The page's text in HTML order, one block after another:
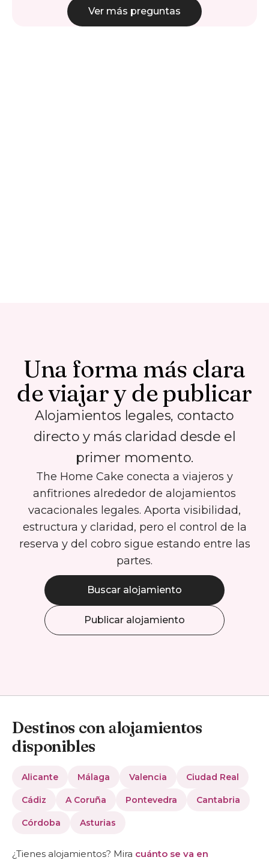
Ver más preguntas
Una forma más clara
de viajar y de publicar
Alojamientos legales, contacto
directo y más claridad desde el
primer momento.
The Home Cake conecta a viajeros y
anfitriones alrededor de alojamientos
vacacionales legales. Aporta visibilidad,
estructura y claridad, pero el control de la
reserva y del cobro sigue estando entre las
partes.
Buscar alojamiento
Publicar alojamiento
Destinos con alojamientos
disponibles
Alicante Málaga Valencia Ciudad Real
Cádiz A Coruña Pontevedra Cantabria
Córdoba Asturias
¿Tienes alojamientos? Mira cuánto se va en